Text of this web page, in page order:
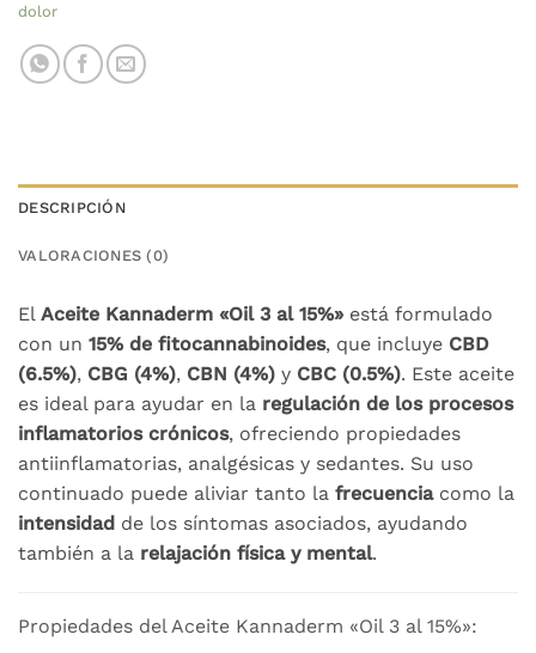
dolor
DESCRIPCIÓN
VALORACIONES (0)
El Aceite Kannaderm «Oil 3 al 15%»está formulado
con un 15% de fitocannabinoides, que incluye CBD
(6.5%), CBG (4%), CBN (4%) y CBC (0.5%). Este aceite
es ideal para ayudar en la regulación de los procesos
inflamatorios crónicos, ofreciendo propiedades
antiinflamatorias, analgésicas y sedantes. Su uso
continuado puede aliviar tanto la frecuenciacomo la
intensidad de los síntomas asociados, ayudando
también a la relajación física y mental.
Propiedades del Aceite Kannaderm «Oil 3 al 15%»: